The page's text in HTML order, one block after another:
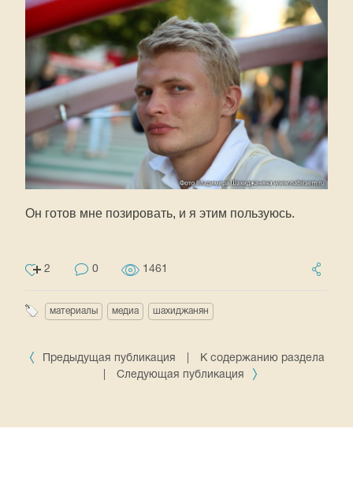
Он готов мне позировать, и я этим пользуюсь.
2 0 1461
материалы медиа шахиджанян
Предыдущая публикация
К содержанию раздела
Следующая публикация